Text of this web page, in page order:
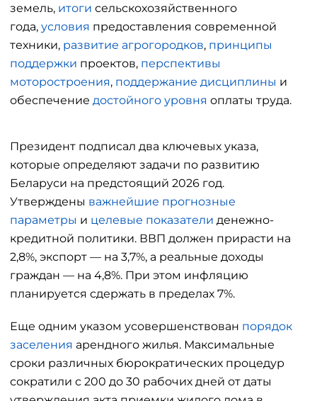
земель, итоги сельскохозяйственного
года, условия предоставления современной
техники, развитие агрогородков, принципы
поддержки проектов, перспективы
моторостроения, поддержание дисциплины и
обеспечение достойного уровня оплаты труда.
Президент подписал два ключевых указа,
которые определяют задачи по развитию
Беларуси на предстоящий 2026 год.
Утверждены важнейшие прогнозные
параметры и целевые показатели денежно-
кредитной политики. ВВП должен прирасти на
2,8%, экспорт — на 3,7%, а реальные доходы
граждан — на 4,8%. При этом инфляцию
планируется сдержать в пределах 7%.
Еще одним указом усовершенствован порядок
заселения арендного жилья. Максимальные
сроки различных бюрократических процедур
сократили с 200 до 30 рабочих дней от даты